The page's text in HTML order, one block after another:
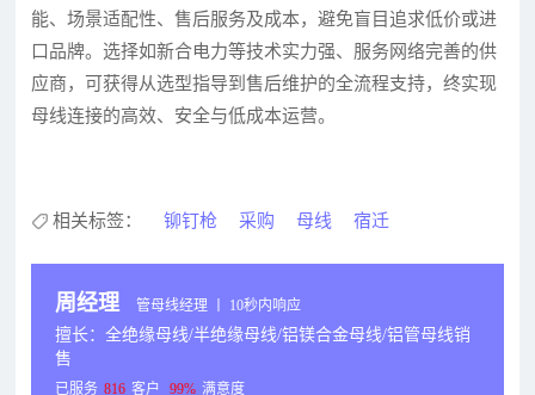
能、场景适配性、售后服务及成本，避免盲目追求低价或进
口品牌。选择如新合电力等技术实力强、服务网络完善的供
应商，可获得从选型指导到售后维护的全流程支持，终实现
母线连接的高效、安全与低成本运营。
相关标签： 铆钉枪 采购 母线 宿迁
周经理 管母线经理 丨 10秒内响应
擅长：全绝缘母线/半绝缘母线/铝镁合金母线/铝管母线销
售
已服务 816 客户 99% 满意度